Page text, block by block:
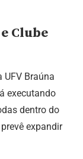
Clube
Braúna
executando
dentro do
expandir